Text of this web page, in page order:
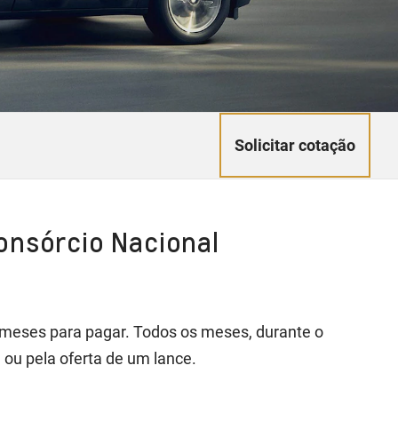
Solicitar cotação
Nacional
para pagar. Todos os meses, durante o
pela oferta de um lance.